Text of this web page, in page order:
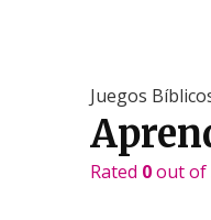
Juegos
Rated 0out of